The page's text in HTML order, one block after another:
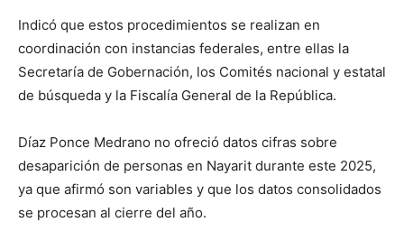
Indicó que estos procedimientos se realizan en
coordinación con instancias federales, entre ellas la
Secretaría de Gobernación, los Comités nacional y estatal
de búsqueda y la Fiscalía General de la República.
Díaz Ponce Medrano no ofreció datos cifras sobre
desaparición de personas en Nayarit durante este 2025,
ya que afirmó son variables y que los datos consolidados
se procesan al cierre del año.